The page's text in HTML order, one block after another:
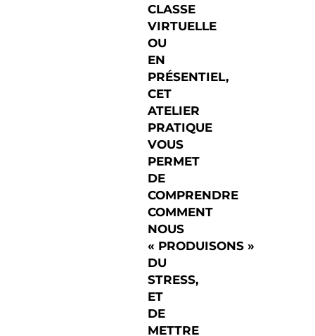
CLASSE
VIRTUELLE
OU
EN
PRÉSENTIEL,
CET
ATELIER
PRATIQUE
VOUS
PERMET
DE
COMPRENDRE
COMMENT
NOUS
« PRODUISONS »
DU
STRESS,
ET
DE
METTRE